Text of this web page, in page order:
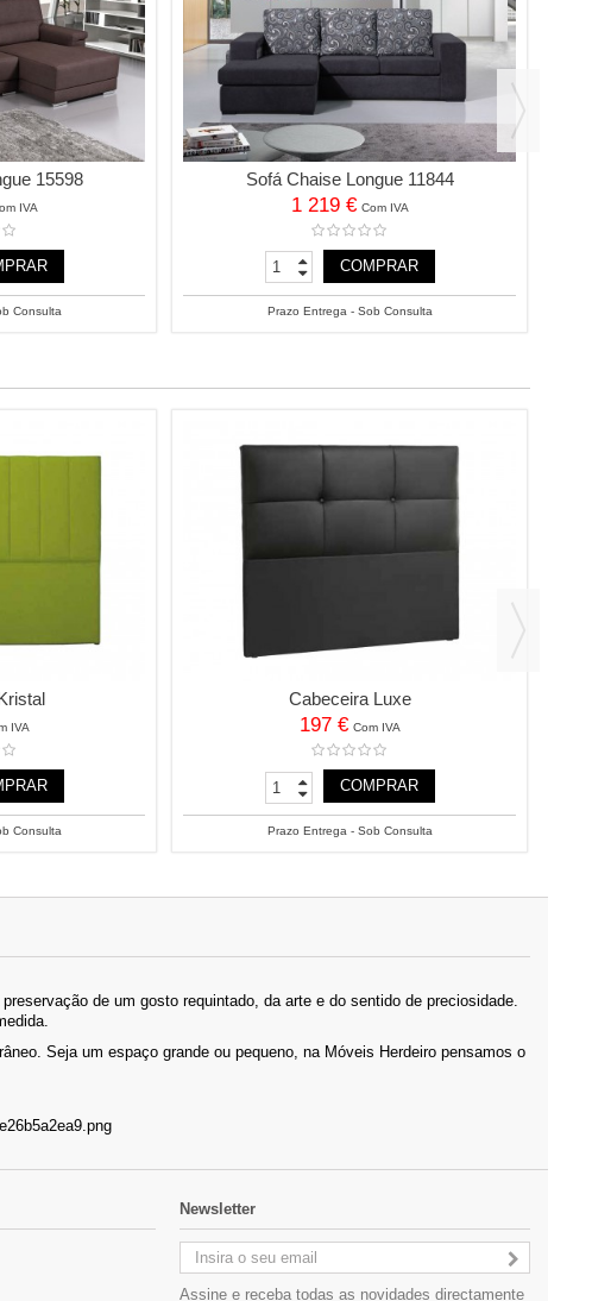
15598
IVA
Consulta
Sofá Chaise Longue 11844
1 219 € Com IVA
COMPRAR
Prazo Entrega - Sob Consulta
IVA
Consulta
Cabeceira Luxe
197 € Com IVA
COMPRAR
Prazo Entrega - Sob Consulta
de um gosto requintado, da arte e do sentido de preciosidade.
Seja um espaço grande ou pequeno, na Móveis Herdeiro pensamos o
Newsletter
Assine e receba todas as novidades directamente